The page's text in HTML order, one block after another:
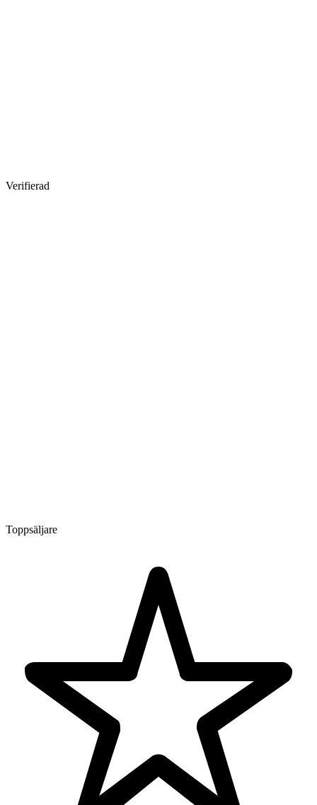
Verifierad
Toppsäljare